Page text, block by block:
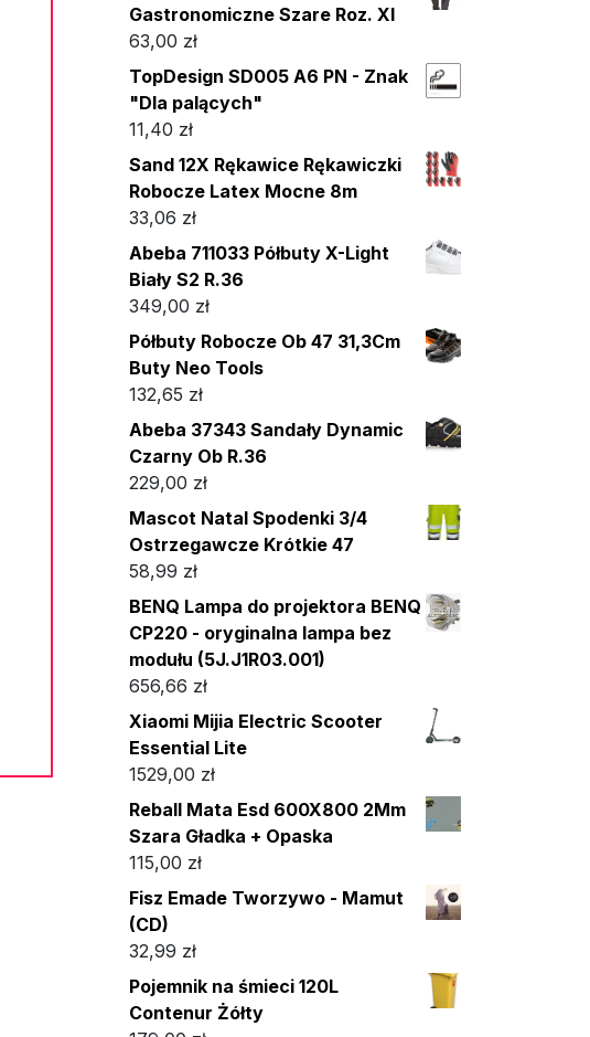
Gastronomiczne Szare Roz. Xl
63,00 zł
TopDesign SD005 A6 PN - Znak
"Dla palących"
11,40 zł
Sand 12X Rękawice Rękawiczki
Robocze Latex Mocne 8m
33,06 zł
Abeba 711033 Półbuty X-Light
Biały S2 R.36
349,00 zł
Półbuty Robocze Ob 47 31,3Cm
Buty Neo Tools
132,65 zł
Abeba 37343 Sandały Dynamic
Czarny Ob R.36
229,00 zł
Mascot Natal Spodenki 3/4
Ostrzegawcze Krótkie 47
58,99 zł
BENQ Lampa do projektora BENQ
CP220 - oryginalna lampa bez
modułu (5J.J1R03.001)
656,66 zł
Xiaomi Mijia Electric Scooter
Essential Lite
1529,00 zł
Reball Mata Esd 600X800 2Mm
Szara Gładka + Opaska
115,00 zł
Fisz Emade Tworzywo - Mamut
(CD)
32,99 zł
Pojemnik na śmieci 120L
Contenur Żółty